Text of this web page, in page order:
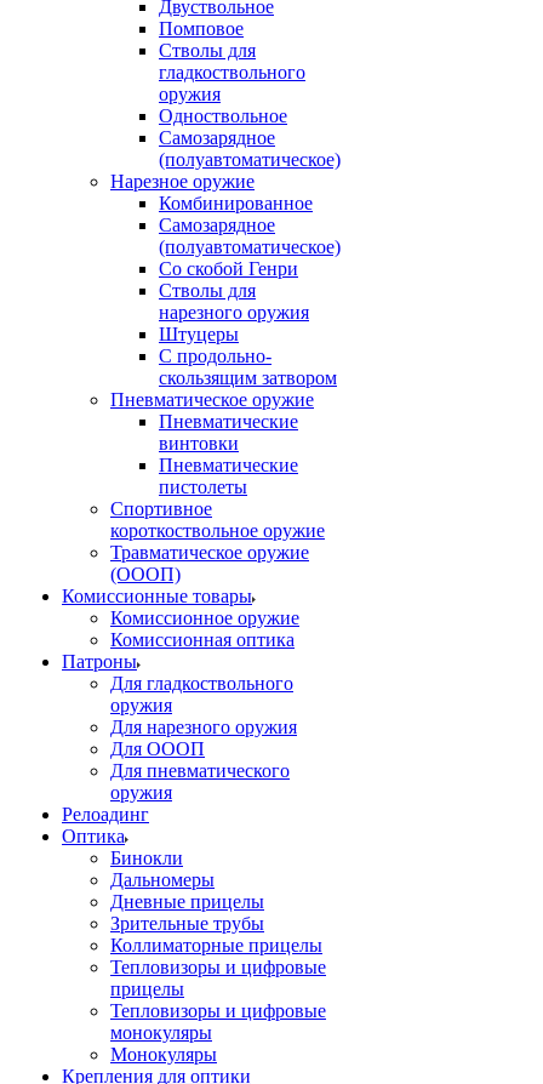
Двуствольное
Помповое
Стволы для
гладкоствольного
оружия
Одноствольное
Самозарядное
(полуавтоматическое)
Нарезное оружие
Комбинированное
Самозарядное
(полуавтоматическое)
Со скобой Генри
Стволы для
нарезного оружия
Штуцеры
С продольно-
скользящим затвором
Пневматическое оружие
Пневматические
винтовки
Пневматические
пистолеты
Спортивное
короткоствольное оружие
Травматическое оружие
(ОООП)
Комиссионные товары
Комиссионное оружие
Комиссионная оптика
Патроны
Для гладкоствольного
оружия
Для нарезного оружия
Для ОООП
Для пневматического
оружия
Релоадинг
Оптика
Бинокли
Дальномеры
Дневные прицелы
Зрительные трубы
Коллиматорные прицелы
Тепловизоры и цифровые
прицелы
Тепловизоры и цифровые
монокуляры
Монокуляры
Крепления для оптики